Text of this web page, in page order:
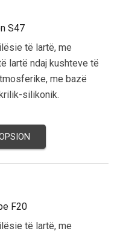
S47
të lartë, me
lartë ndaj kushteve të
me bazë
silikonik.
F20
të lartë, me